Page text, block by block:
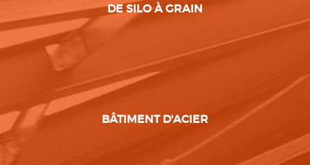
DE SILO À GRAIN
BÂTIMENT D'ACIER